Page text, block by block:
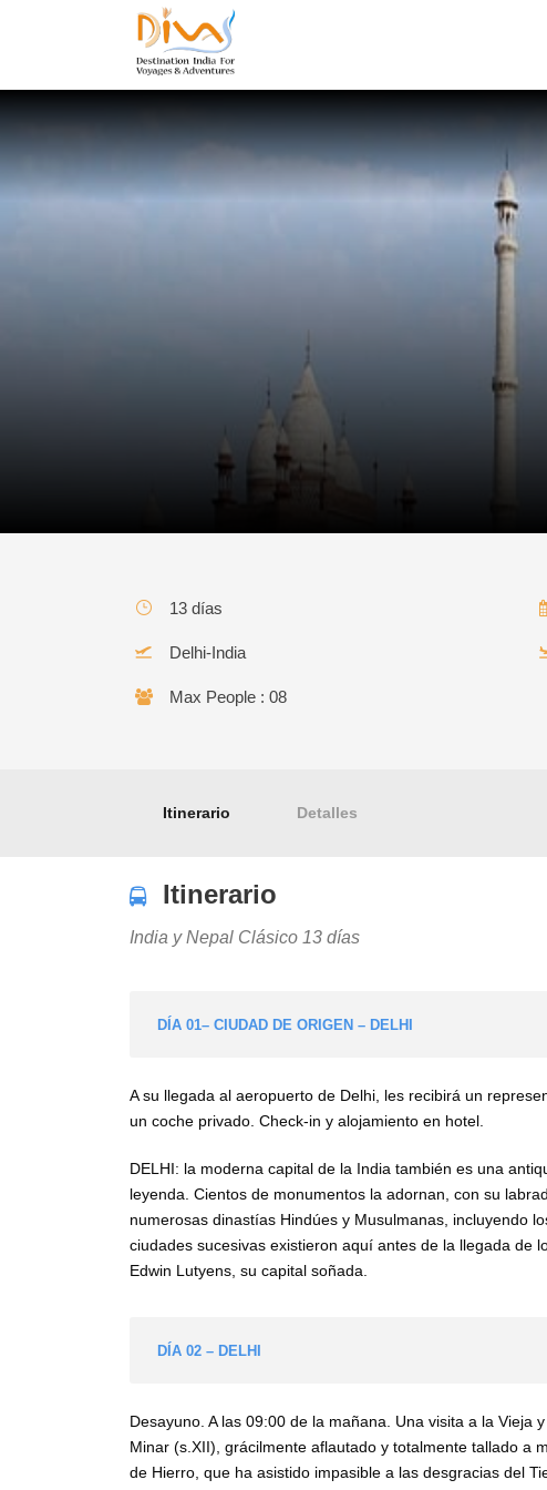
INDIA y NEPAL Clásico
13 días
Delhi-India
Max People : 08
Itinerario Detalles
Itinerario
India y Nepal Clásico 13 días
DÍA 01– CIUDAD DE ORIGEN – DELHI
A su llegada al aeropuerto de Delhi, les recibirá un
un coche privado. Check-in y alojamiento en hotel.
DELHI: la moderna capital de la India también es una
leyenda. Cientos de monumentos la adornan, con su
numerosas dinastías Hindúes y Musulmanas, incluyendo
ciudades sucesivas existieron aquí antes de la llegada de
Edwin Lutyens, su capital soñada.
DÍA 02 – DELHI
Desayuno. A las 09:00 de la mañana. Una visita a la Vieja
Minar (s.XII), grácilmente aflautado y totalmente tallado a
de Hierro, que ha asistido impasible a las desgracias del